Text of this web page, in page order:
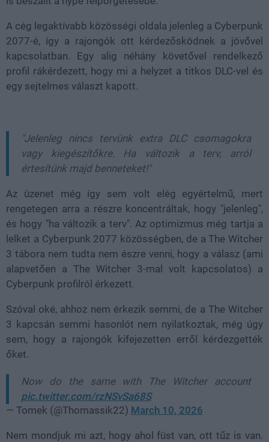
A cég legaktívabb közösségi oldala jelenleg a Cyberpunk
2077-é, így a rajongók ott kérdezősködnek a jövővel
kapcsolatban. Egy alig néhány követővel rendelkező
profil rákérdezett, hogy mi a helyzet a titkos DLC-vel és
egy sejtelmes választ kapott.
"Jelenleg nincs tervünk extra DLC csomagokra
vagy kiegészítőkre. Ha változik a terv, arról
értesítünk majd benneteket!"
Az üzenet még így sem volt elég egyértelmű, mert
rengetegen arra a részre koncentráltak, hogy "jelenleg",
és hogy "ha változik a terv". Az optimizmus még tartja a
lelket a Cyberpunk 2077 közösségben, de a The Witcher
3 tábora nem tudta nem észre venni, hogy a válasz (ami
alapvetően a The Witcher 3-mal volt kapcsolatos) a
Cyberpunk profilról érkezett.
Szóval oké, ahhoz nem érkezik semmi, de a The Witcher
3 kapcsán semmi hasonlót nem nyilatkoztak, még úgy
sem, hogy a rajongók kifejezetten erről kérdezgették
őket.
Now do the same with The Witcher account
pic.twitter.com/rzNSvSa68S
— Tomek (@Thomassik22) March 10, 2026
Nem mondjuk mi azt, hogy ahol füst van, ott tűz is van.